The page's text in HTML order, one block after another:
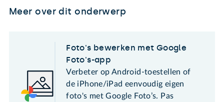
Meer over dit onderwerp
Foto's bewerken met Google
Foto's-app
Verbeter op Android-toestellen of
de iPhone/iPad eenvoudig eigen
foto's met Google Foto’s. Pas